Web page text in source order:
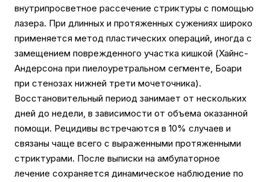
внутрипросветное рассечение стриктуры с помощью
лазера. При длинных и протяженных сужениях широко
применяется метод пластических операций, иногда с
замещением поврежденного участка кишкой (Хайнс-
Андерсона при пиелоуретральном сегменте, Боари
при стенозах нижней трети мочеточника).
Восстановительный период занимает от нескольких
дней до недели, в зависимости от объема оказанной
помощи. Рецидивы встречаются в 10% случаев и
связаны чаще всего с выраженными протяженными
стриктурами. После выписки на амбулаторное
лечение сохраняется динамическое наблюдение по